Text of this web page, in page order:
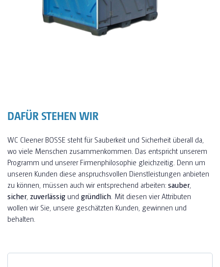
DAFÜR STEHEN WIR
WC Cleener BOSSE steht für Sauberkeit und Sicherheit überall da,
wo viele Menschen zusammenkommen. Das entspricht unserem
Programm und unserer Firmenphilosophie gleichzeitig. Denn um
unseren Kunden diese anspruchsvollen Dienstleistungen anbieten
zu können, müssen auch wir entsprechend arbeiten:sauber,
sicher, zuverlässig und gründlich . Mit diesen vier Attributen
wollen wir Sie, unsere geschätzten Kunden, gewinnen und
behalten.